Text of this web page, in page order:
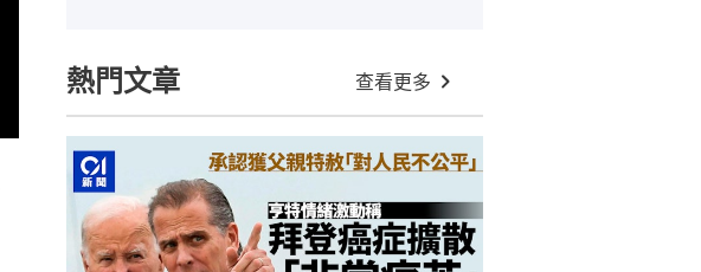
熱門文章 查看更多